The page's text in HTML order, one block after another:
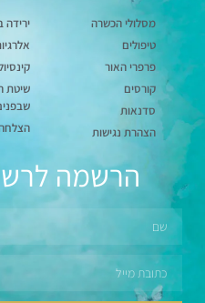
מסלולי הכשרה
טיפולים
פרפרי האור
קורסים
סדנאות
הצהרת נגישות
שיטת
הרשמה